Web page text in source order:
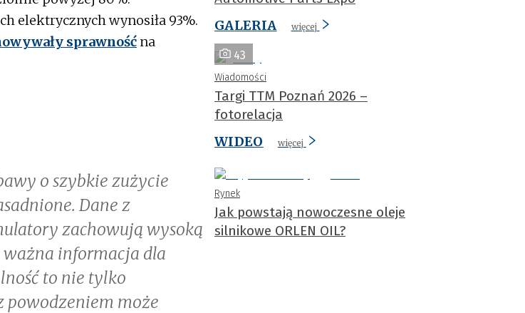
elektrycznych wynosiła 93%.
sprawność na
o szybkie zużycie
Dane z
zachowują wysoką
ważna informacja dla
to nie tylko
powodzeniem może
GALERIA
więcej
43
Wiadomości
Targi TTM Poznań 2026 –
fotorelacja
WIDEO
więcej
Rynek
Jak powstają nowoczesne oleje
silnikowe ORLEN OIL?